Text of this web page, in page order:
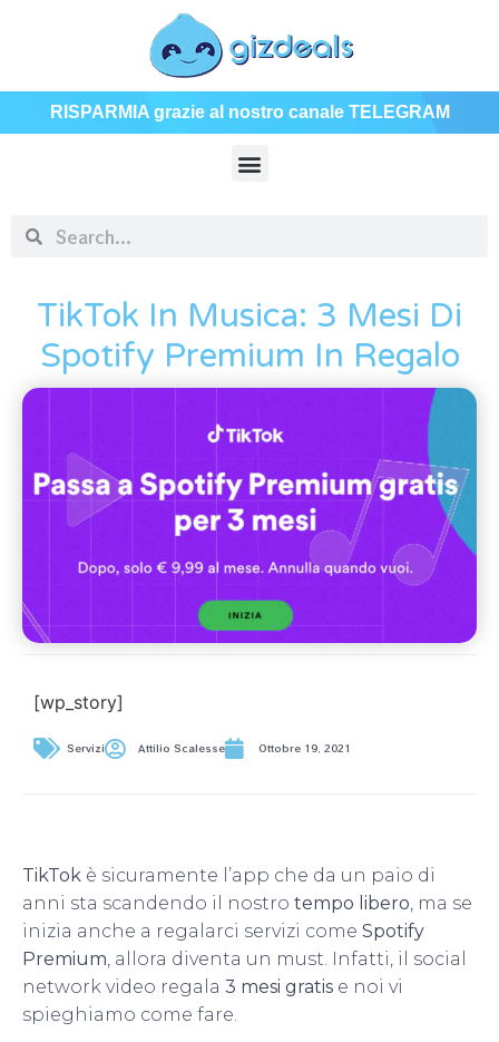
RISPARMIA grazie al nostro canale TELEGRAM
TikTok In Musica: 3 Mesi Di
Spotify Premium In Regalo
[wp_story]
Servizi Attilio Scalesse Ottobre 19, 2021
TikTok è sicuramente l’app che da un paio di
anni sta scandendo il nostro tempo libero, ma se
inizia anche a regalarci servizi come Spotify
Premium, allora diventa un must. Infatti, il social
network video regala 3 mesi gratis e noi vi
spieghiamo come fare.